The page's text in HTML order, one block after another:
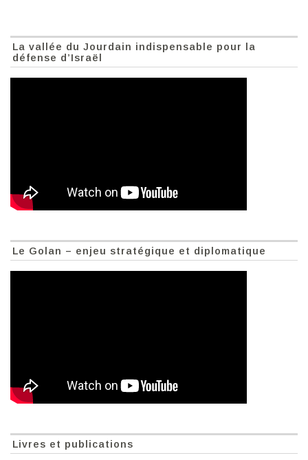
La vallée du Jourdain indispensable pour la
défense d’Israël
Le Golan – enjeu stratégique et diplomatique
Livres et publications